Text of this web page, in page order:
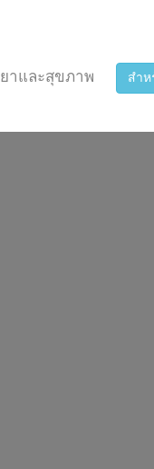
ยาและสุขภาพ สำ